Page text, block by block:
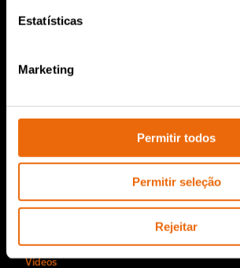
Estatísticas
Marketing
Permitir todos
Permitir seleção
Rejeitar
Peças de reposição TANA
Sobre nós
História da Tana
O estilo Tana de trabalhar
Vídeos